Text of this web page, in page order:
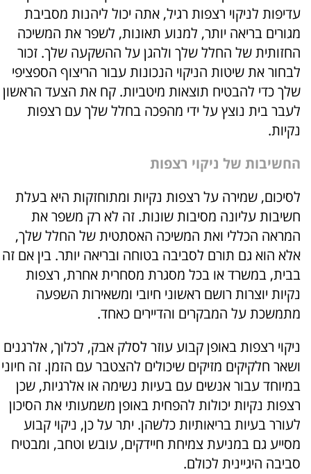
עדיפות לניקוי רצפות רגיל, אתה יכול ליהנות מסביבת
מגורים בריאה יותר, למנוע תאונות, לשפר את המשיכה
החזותית של החלל שלך ולהגן על ההשקעה שלך. זכור
לבחור את שיטות הניקוי הנכונות עבור הריצוף הספציפי
שלך כדי להבטיח תוצאות מיטביות. קח את הצעד הראשון
לעבר בית נוצץ על ידי מהפכה בחלל שלך עם רצפות
נקיות.
החשיבות של ניקוי רצפות
לסיכום, שמירה על רצפות נקיות ומתוחזקות היא בעלת
חשיבות עליונה מסיבות שונות. זה לא רק משפר את
המראה הכללי ואת המשיכה האסתטית של החלל שלך,
אלא הוא גם תורם לסביבה בטוחה ובריאה יותר. בין אם זה
בבית, במשרד או בכל מסגרת מסחרית אחרת, רצפות
נקיות יוצרות רושם ראשוני חיובי ומשאירות השפעה
מתמשכת על המבקרים והדיירים כאחד.
ניקוי רצפות באופן קבוע עוזר לסלק אבק, לכלוך, אלרגנים
ושאר חלקיקים מזיקים שיכולים להצטבר עם הזמן. זה חיוני
במיוחד עבור אנשים עם בעיות נשימה או אלרגיות, שכן
רצפות נקיות יכולות להפחית באופן משמעותי את הסיכון
לעורר בעיות בריאותיות כלשהן. יתר על כן, ניקוי קבוע
מסייע גם במניעת צמיחת חיידקים, עובש וטחב, ומבטיח
סביבה היגיינית לכולם.